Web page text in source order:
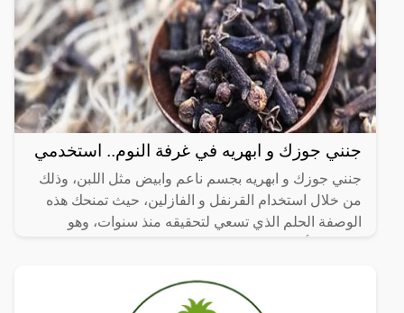
جنني جوزك و ابهريه في غرفة النوم.. استخدمي
جنني جوزك و ابهريه بجسم ناعم وابيض مثل اللبن، وذلك
من خلال استخدام القرنفل و الفازلين، حيث تمنحك هذه
الوصفة الحلم الذي تسعي لتحقيقه منذ سنوات، وهو